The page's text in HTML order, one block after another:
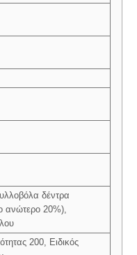
δέντρα
ανώτερο 20%),
200, Ειδικός